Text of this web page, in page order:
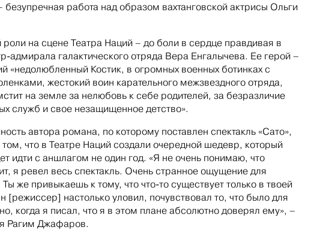
безупречная работа над образом вахтанговской актрисы Ольги
роли на сцене Театра Наций – до боли в сердце правдивая в
адмирала галактического отряда Вера Енгалычева. Ее герой –
«недолюбленный Костик, в огромных военных ботинках с
жестокий воин карательного межзвездного отряда,
на земле за нелюбовь к себе родителей, за безразличие
служб и свое незащищенное детство».
автора романа, по которому поставлен спектакль «Сато»,
том, что в Театре Наций создали очередной шедевр, который
идти с аншлагом не один год. «Я не очень понимаю, что
я ревел весь спектакль. Очень странное ощущение для
Ты же привыкаешь к тому, что что-то существует только в твоей
[режиссер] настолько уловил, почувствовал то, что было для
когда я писал, что я в этом плане абсолютно доверял ему», –
Рагим Джафаров.